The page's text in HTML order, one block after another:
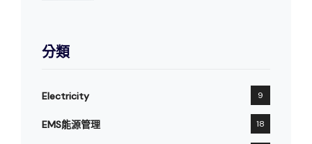
分類
Electricity 9
EMS能源管理 18